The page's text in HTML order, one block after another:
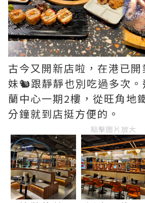
古今又開新店啦，在港已
妹🐿️跟靜靜也別吃過多次。
蘭中心一期2樓，從旺角地
分鐘就到店挺方便的。
點擊圖片放大